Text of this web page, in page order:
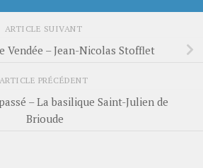
ARTICLE SUIVANT
Vendée – Jean-Nicolas Stofflet
ARTICLE PRÉCÉDENT
– La basilique Saint-Julien de
Brioude